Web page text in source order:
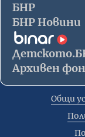
БНР
БНР Новини
Архивен
Общи